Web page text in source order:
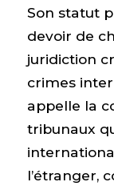
Son statut
devoir de
juridiction
crimes
appelle la
tribunaux
l’étranger,